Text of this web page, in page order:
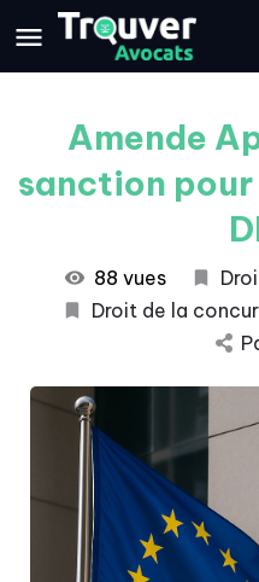
Amende
sanction
88 vues
Droit de la